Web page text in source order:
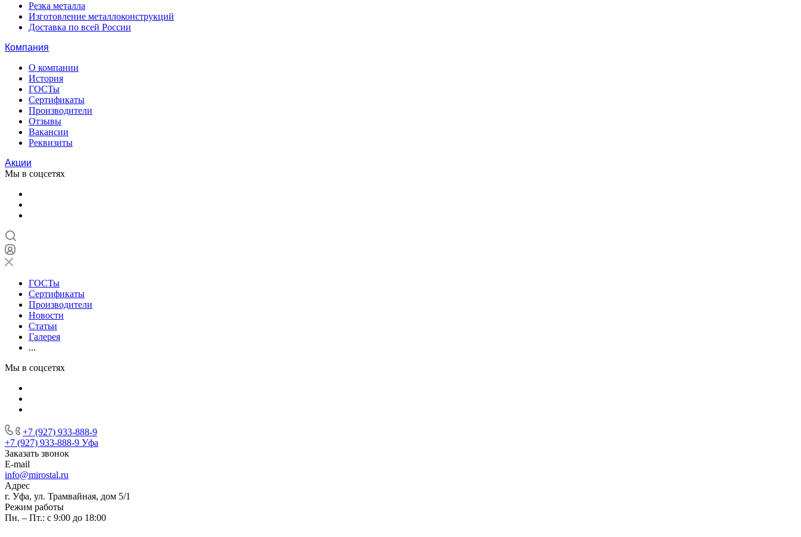
Резка металла
Изготовление металлоконструкций
Доставка по всей России
Компания
О компании
История
ГОСТы
Сертификаты
Производители
Отзывы
Вакансии
Реквизиты
Акции
Мы в соцсетях
ГОСТы
Сертификаты
Производители
Новости
Статьи
Галерея
...
Мы в соцсетях
+7 (927) 933-888-9
+7 (927) 933-888-9 Уфа
Заказать звонок
E-mail
info@mirostal.ru
Адрес
г. Уфа, ул. Трамвайная, дом 5/1
Режим работы
Пн. – Пт.: с 9:00 до 18:00